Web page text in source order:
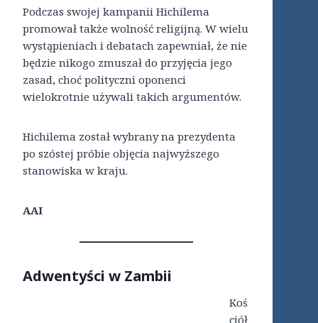
Podczas swojej kampanii Hichilema
promował także wolność religijną. W wielu
wystąpieniach i debatach zapewniał, że nie
będzie nikogo zmuszał do przyjęcia jego
zasad, choć polityczni oponenci
wielokrotnie używali takich argumentów.
Hichilema został wybrany na prezydenta
po szóstej próbie objęcia najwyższego
stanowiska w kraju.
AAI
Adwentyści w Zambii
Koś
ciół